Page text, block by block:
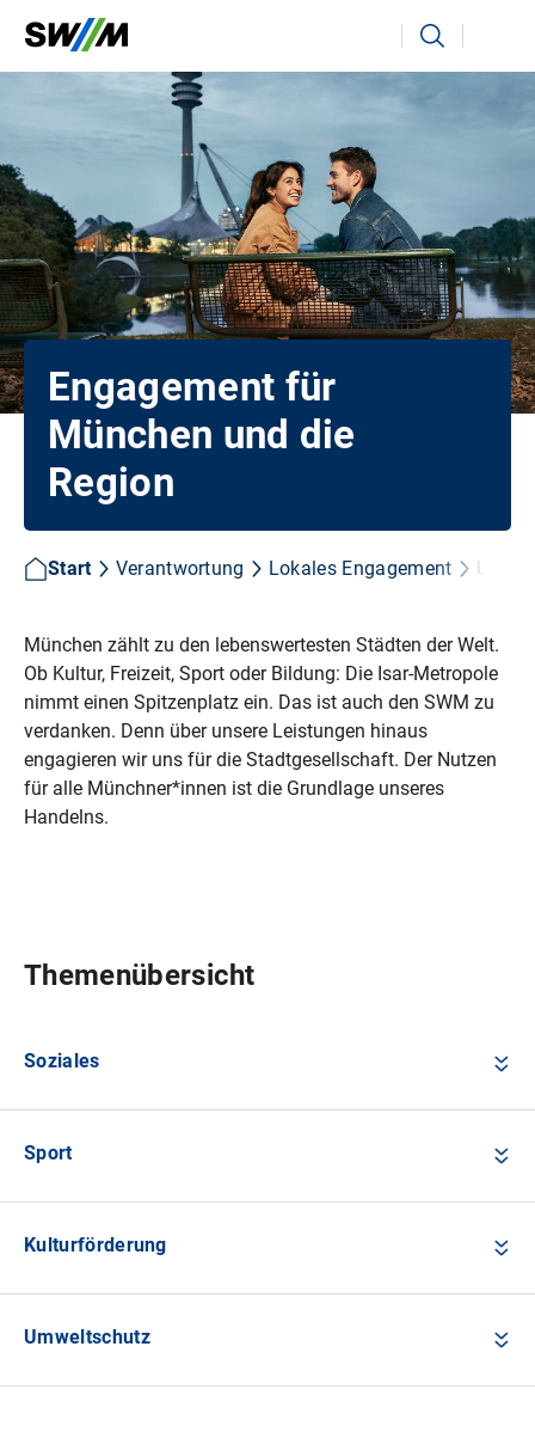
Ihr Suchbegriff Suchen
Engagement für
München und die
Region
Start Verantwortung Lokales Engagement Unser
München zählt zu den lebenswertesten Städten der Welt.
Ob Kultur, Freizeit, Sport oder Bildung: Die Isar-Metropole
nimmt einen Spitzenplatz ein. Das ist auch den SWM zu
verdanken. Denn über unsere Leistungen hinaus
engagieren wir uns für die Stadtgesellschaft. Der Nutzen
für alle Münchner*innen ist die Grundlage unseres
Handelns.
Themenübersicht
Soziales
Sport
Kulturförderung
Umweltschutz